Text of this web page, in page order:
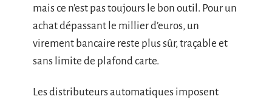
mais ce n’est pas toujours le bon outil. Pour un
achat dépassant le millier d’euros, un
virement bancaire reste plus sûr, traçable et
sans limite de plafond carte.
Les distributeurs automatiques imposent